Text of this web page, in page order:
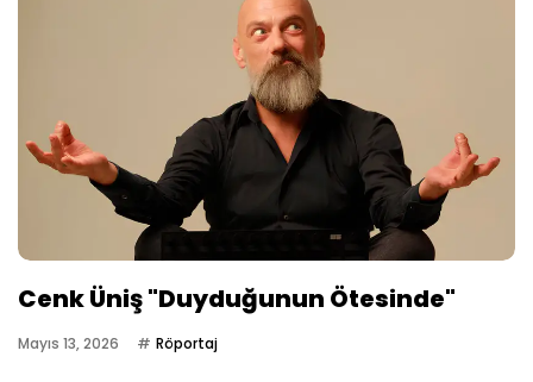
Cenk Üniş "Duyduğunun Ötesinde"
Mayıs 13, 2026 Röportaj